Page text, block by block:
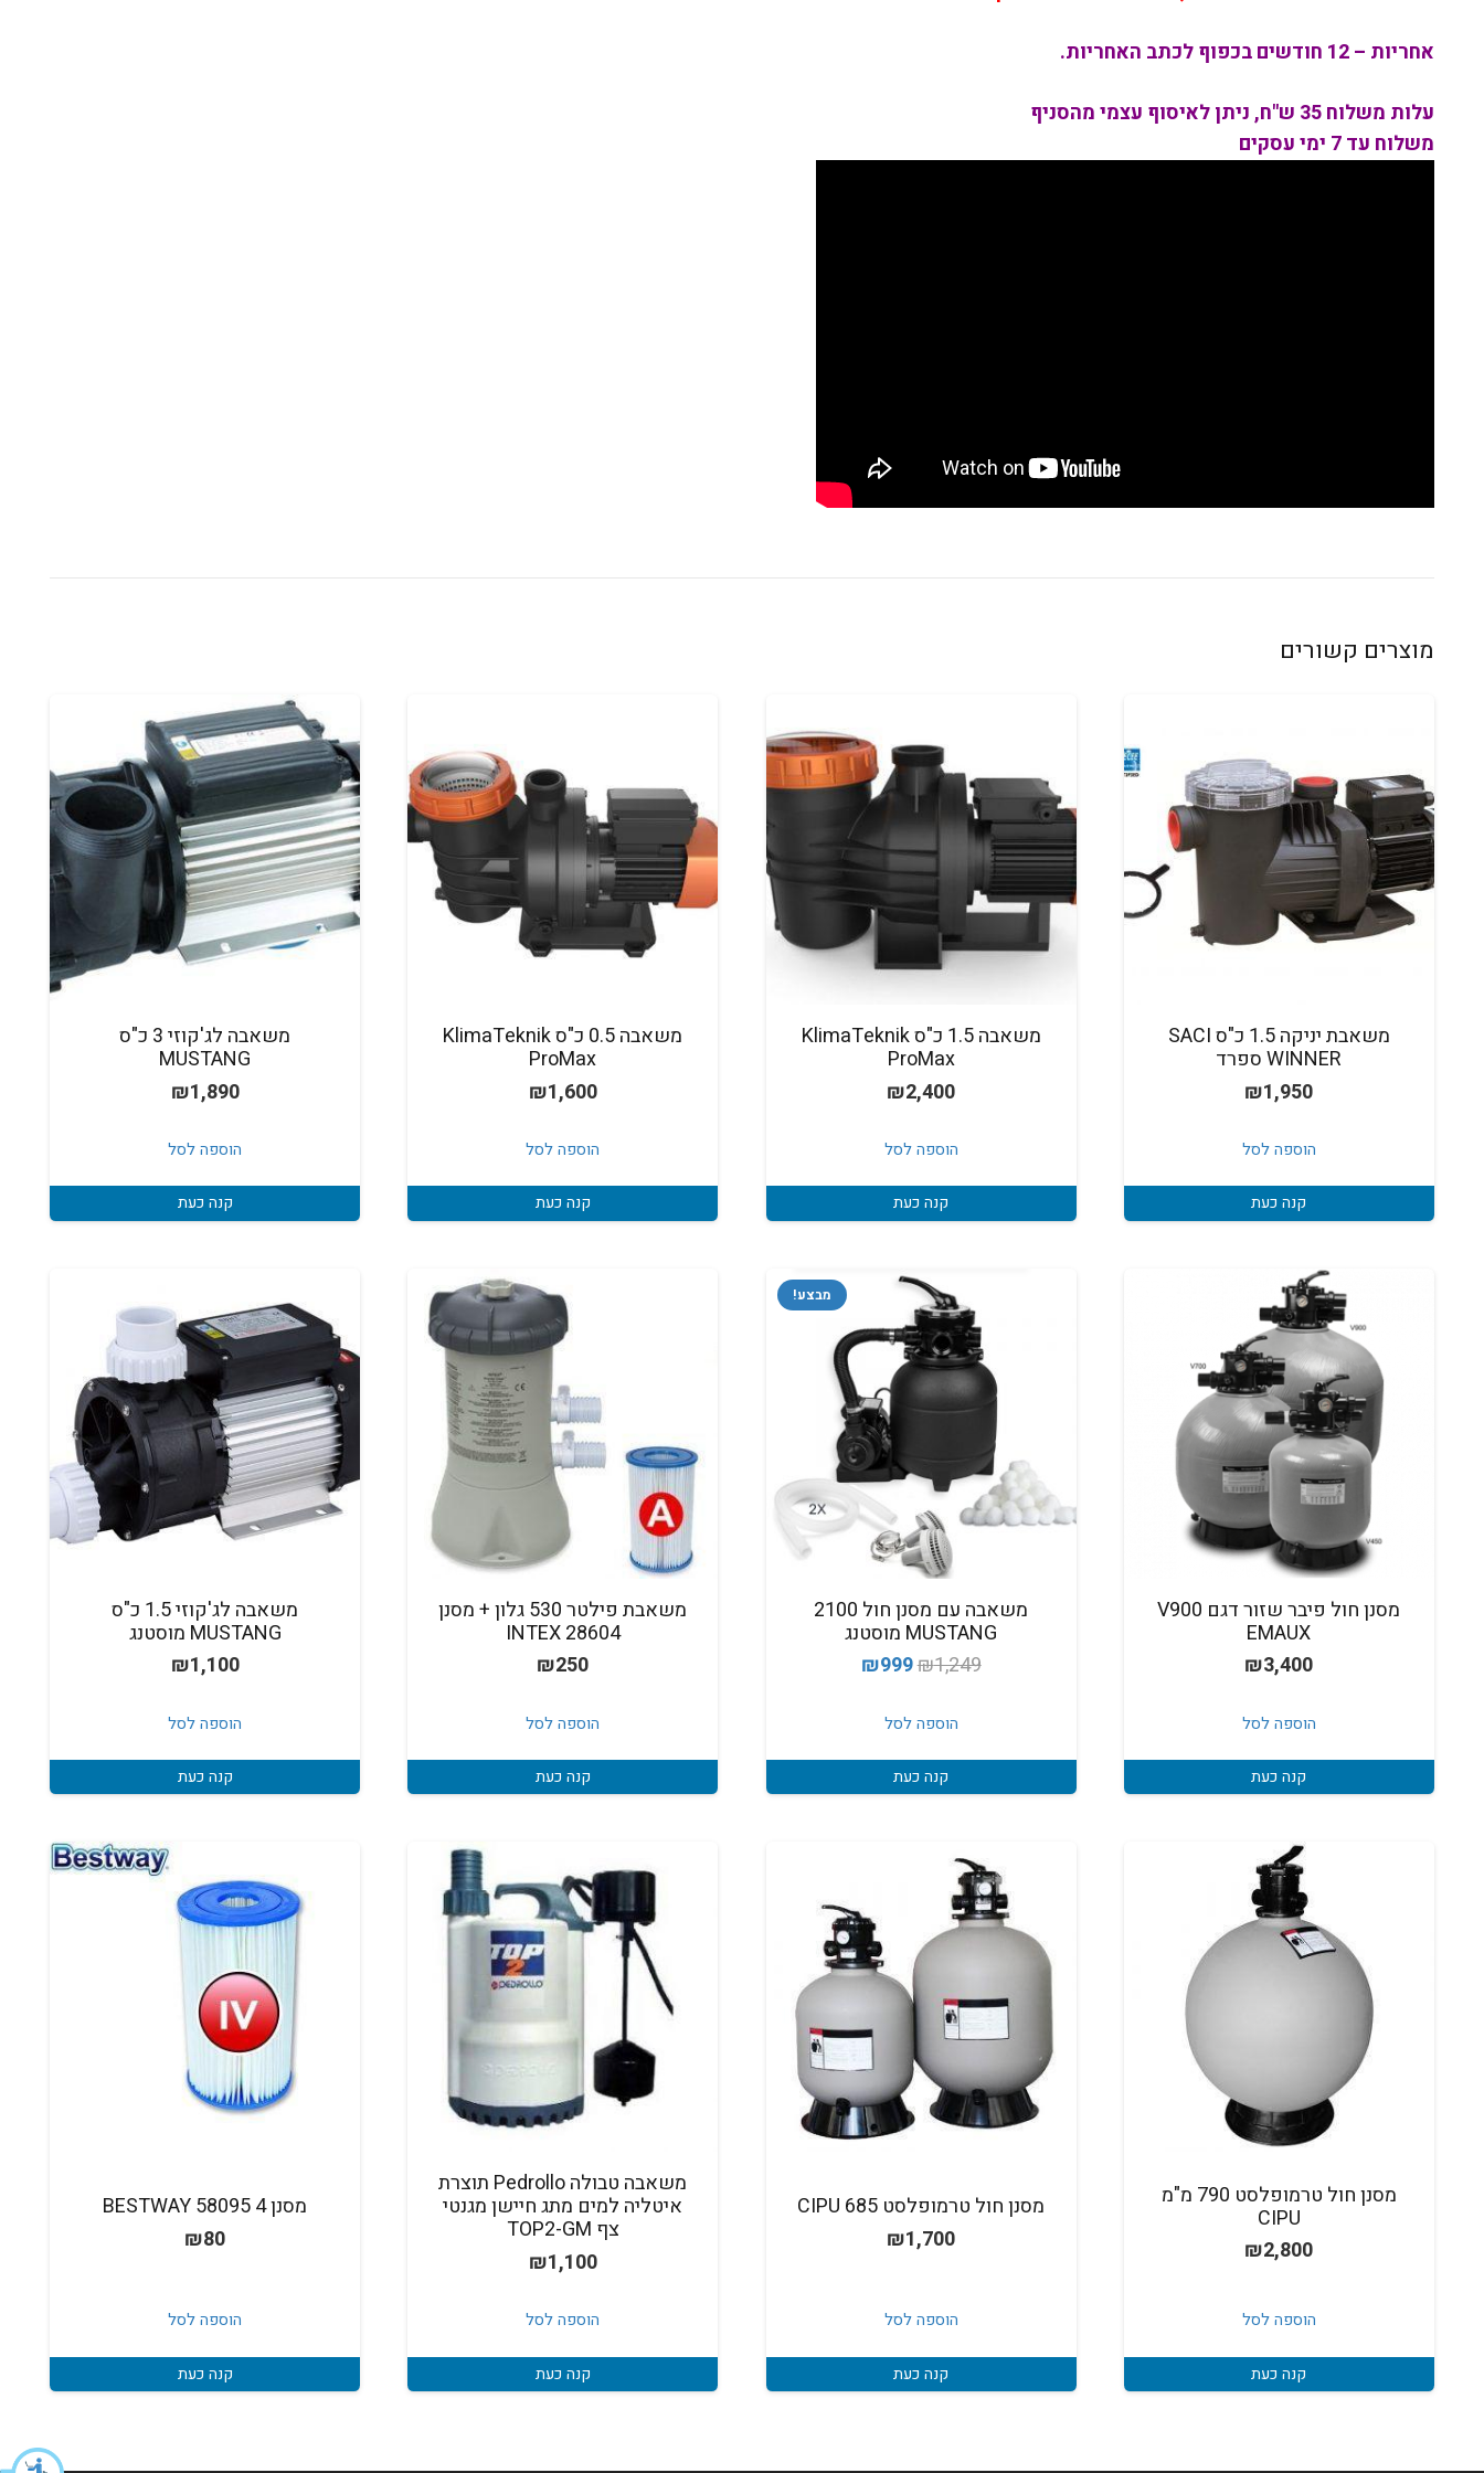
אחריות – 12 חודשים בכפוף לכתב האחריות.
עלות משלוח 35 ש"ח, ניתן לאיסוף עצמי מהסניף
משלוח עד 7 ימי עסקים
מוצרים קשורים
משאבת יניקה 1.5 כ"ס SACI
WINNER ספרד
₪1,950
הוספה לסל
קנה כעת
משאבה 1.5 כ"ס KlimaTeknik
ProMax
₪2,400
הוספה לסל
קנה כעת
משאבה 0.5 כ"ס KlimaTeknik
ProMax
₪1,600
הוספה לסל
קנה כעת
משאבה לג'קוזי 3 כ"ס
MUSTANG
₪1,890
הוספה לסל
קנה כעת
מסנן חול פיבר שזור דגם V900
EMAUX
₪3,400
הוספה לסל
קנה כעת
מבצע!
משאבה עם מסנן חול 2100
MUSTANG מוסטנג
₪1,249
המחיר
היה:
₪1,249.
₪999
₪999.
הוספה לסל
קנה כעת
משאבת פילטר 530 גלון + מסנן
INTEX 28604
₪250
הוספה לסל
קנה כעת
משאבה לג'קוזי 1.5 כ"ס
MUSTANG מוסטנג
₪1,100
הוספה לסל
קנה כעת
מסנן חול טרמופלסט 790 מ"מ
CIPU
₪2,800
הוספה לסל
קנה כעת
מסנן חול טרמופלסט 685 CIPU
₪1,700
הוספה לסל
קנה כעת
משאבה טבולה Pedrollo תוצרת
איטליה למים מתג חיישן מגנטי
צף TOP2-GM
₪1,100
הוספה לסל
קנה כעת
מסנן 4 58095 BESTWAY
₪80
הוספה לסל
קנה כעת